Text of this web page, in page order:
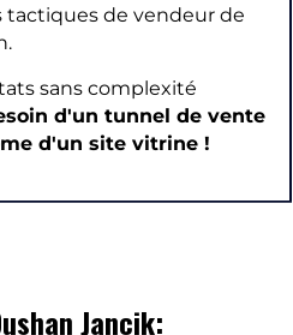
tactiques de vendeur de
sans complexité
d'un tunnel de vente
d'un site vitrine !
Jancik: